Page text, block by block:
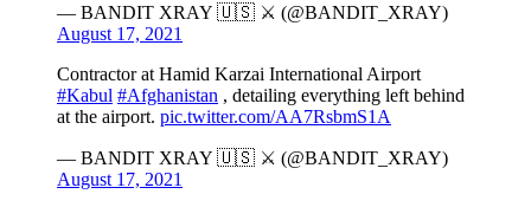
— BANDIT XRAY 🇺🇸 ⚔ (@BANDIT_XRAY)
August 17, 2021
Contractor at Hamid Karzai International Airport
#Kabul #Afghanistan , detailing everything left behind
at the airport. pic.twitter.com/AA7RsbmS1A
— BANDIT XRAY 🇺🇸 ⚔ (@BANDIT_XRAY)
August 17, 2021